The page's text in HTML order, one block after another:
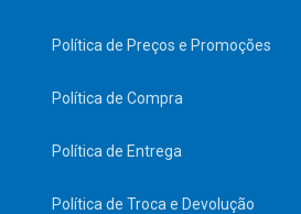
Política de Preços e Promoções
Política de Compra
Política de Entrega
Política de Troca e Devolução